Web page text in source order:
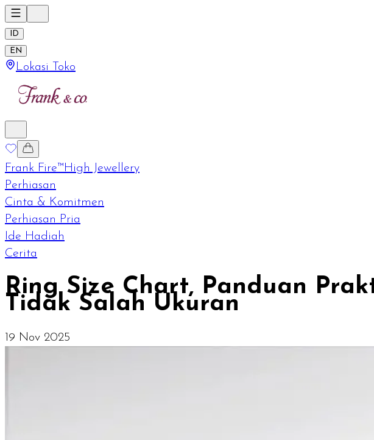
ID
EN
Lokasi Toko
Frank Fire™High Jewellery
Perhiasan
Cinta & Komitmen
Perhiasan Pria
Ide Hadiah
Cerita
Ring Size Chart, Panduan
Tidak Salah Ukuran
19 Nov 2025